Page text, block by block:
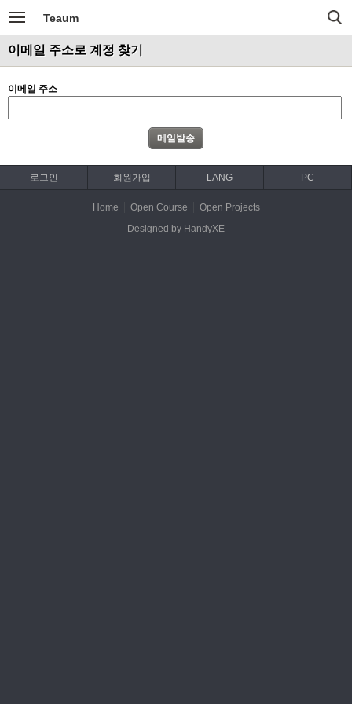
Teaum
이메일 주소로 계정 찾기
이메일 주소
로그인 회원가입 LANG PC
Home Open Course
Open Projects
Designed by HandyXE